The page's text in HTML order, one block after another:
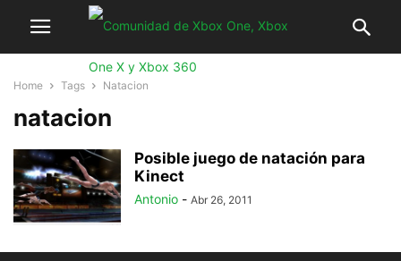
Home Tags Natacion
natacion
Posible juego de natación para
Kinect
Antonio - Abr 26, 2011